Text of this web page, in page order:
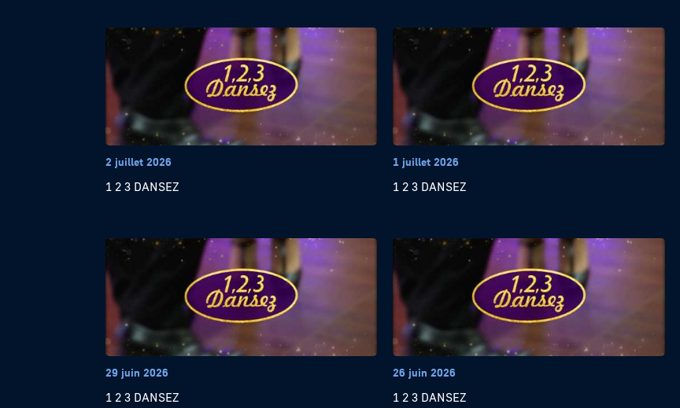
2 juillet 2026
1 2 3 DANSEZ
1 juillet 2026
1 2 3 DANSEZ
29 juin 2026
1 2 3 DANSEZ
26 juin 2026
1 2 3 DANSEZ